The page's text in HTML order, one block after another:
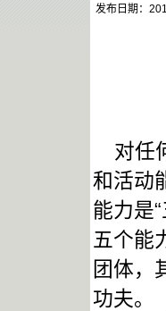
发布日期：
对任
和活动
能力是
五个能
团体，
功夫。